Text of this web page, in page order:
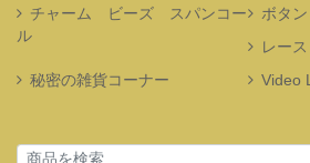
チャーム ビーズ スパンコー
ル
ボタン
レー
秘密の雑貨コーナー
Video